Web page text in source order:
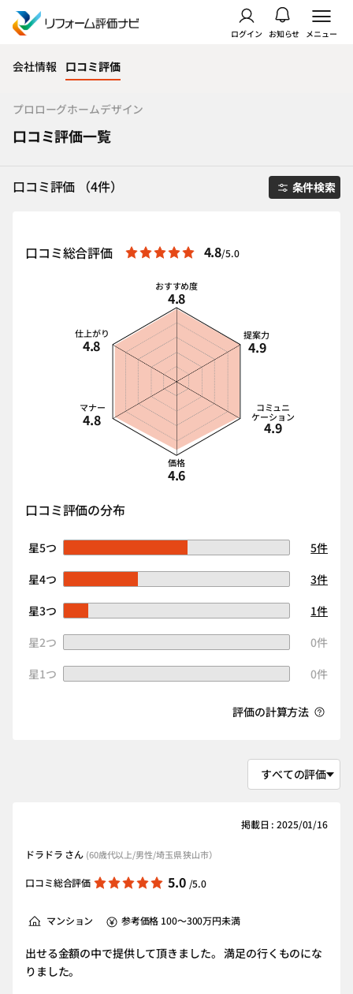
ログイン お知らせ メニュー
会社情報 口コミ評価
プロローグホームデザイン
口コミ評価一覧
口コミ評価 （4件） 条件検索
口コミ総合評価 4.8/5.0
おすすめ度
4.8
提案力
4.9
コミュニ
ケーション
4.9
価格
4.6
マナー
4.8
仕上がり
4.8
口コミ評価の分布
星5つ
5件
星4つ
3件
星3つ
1件
星2つ
0件
星1つ
0件
評価の計算方法
掲載日 : 2025/01/16
ドラドラ さん (60歳代以上/男性/埼玉県 狭山市）
口コミ総合評価 5.0 /5.0
マンション 参考価格 100～300万円未満
出せる金額の中で提供して頂きました。 満足の行くものにな
りました。